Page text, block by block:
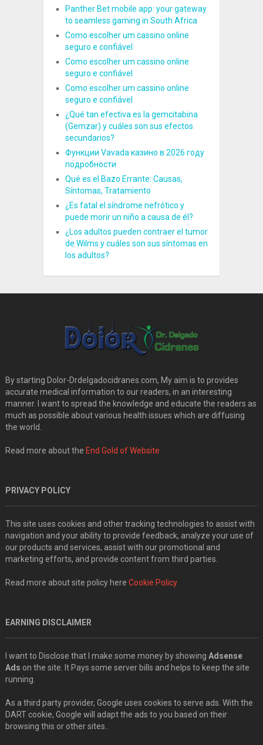
Panther Bet mobile app: your gateway
to seamless gaming in South Africa
Como escolher um cassino online
seguro e confiável
Como escolher um cassino online
seguro e confiável
Como escolher um cassino online
seguro e confiável
¿Qué tan efectiva es la gemcitabina
(Gemzar) y cuáles son sus efectos
secundarios?
Функции Vavada казино в 2026 году
подробности
Qué es el Bazo Errante: Causas,
Síntomas, Tratamiento
¿Es fatal el síndrome nefrótico y
puede morir un niño a causa de él?
¿Los adultos pueden contraer el tumor
de Wilms y cuáles son sus síntomas en
los adultos?
By starting Dolor-Drdelgadocidranes.com, My aim is to provides
accurate medical information to our readers, in an interesting
manner. I want to spread the knowledge and educate the readers as
much as possible about various health issues which are diffusing
the world.
Read more about the End Gold of Website
PRIVACY POLICY
This site uses cookies and other tracking technologies to assist with
navigation and your ability to provide feedback, analyze your use of
our products and services, assist with our promotional and
marketing efforts, and provide content from third parties.
Read more about site policy here Cookie Policy
EARNING DISCLAIMER
I want to Disclose that I make some money by showing Adsense
Ads on the site. It Pays some server bills and helps to keep the site
running.
As a third party provider, Google uses cookies to serve ads. With the
DART cookie, Google will adapt the ads to you based on their
browsing this or other sites..